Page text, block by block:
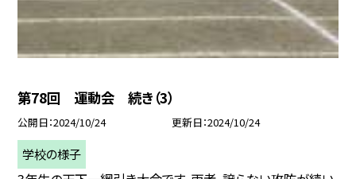
第78回 運動会 続き（3）
公開日 2024/10/24 更新日 2024/10/24
学校の様子